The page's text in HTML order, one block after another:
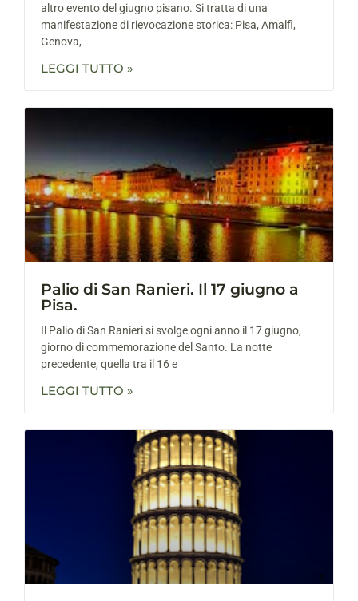
altro evento del giugno pisano. Si tratta di una
manifestazione di rievocazione storica: Pisa, Amalfi,
Genova,
LEGGI TUTTO »
Palio di San Ranieri. Il 17 giugno a
Pisa.
Il Palio di San Ranieri si svolge ogni anno il 17 giugno,
giorno di commemorazione del Santo. La notte
precedente, quella tra il 16 e
LEGGI TUTTO »